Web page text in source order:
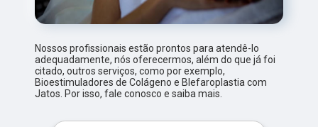
Nossos profissionais estão prontos para atendê-lo
adequadamente, nós oferecermos, além do que já foi
citado, outros serviços, como por exemplo,
Bioestimuladores de Colágeno e Blefaroplastia com
Jatos. Por isso, fale conosco e saiba mais.